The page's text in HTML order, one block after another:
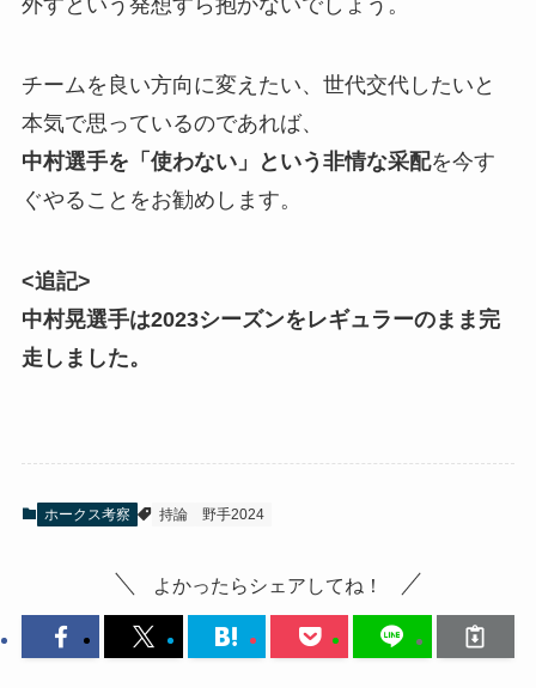
チームを良い方向に変えたい、世代交代したいと
本気で思っているのであれば、
中村選手を「使わない」という非情な采配を今す
ぐやることをお勧めします。
<追記>
中村晃選手は2023シーズンをレギュラーのまま完
走しました。
ホークス考察 持論 野手2024
よかったらシェアしてね！